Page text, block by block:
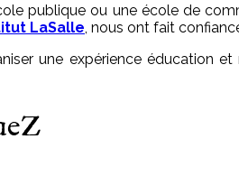
publique ou une école de
LaSalle, nous ont fait
une expérience